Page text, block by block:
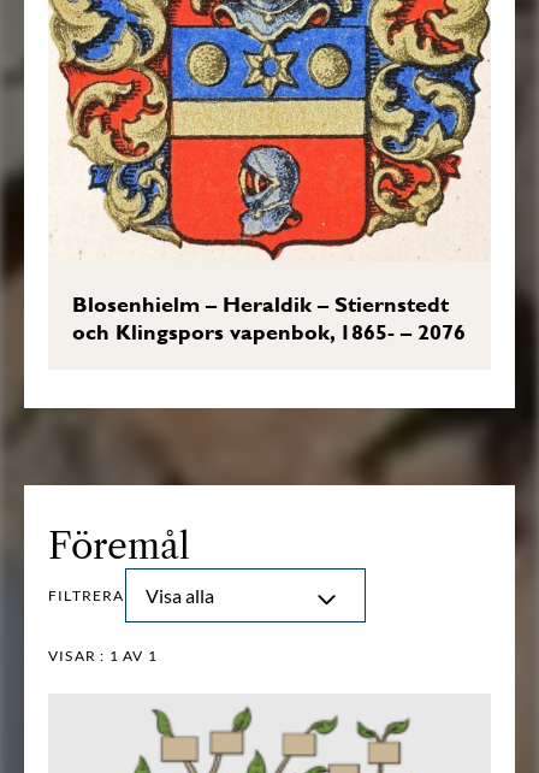
Blosenhielm – Heraldik – Stiernstedt
och Klingspors vapenbok, 1865- – 2076
Föremål
FILTRERA Visa alla
VISAR : 1 AV 1